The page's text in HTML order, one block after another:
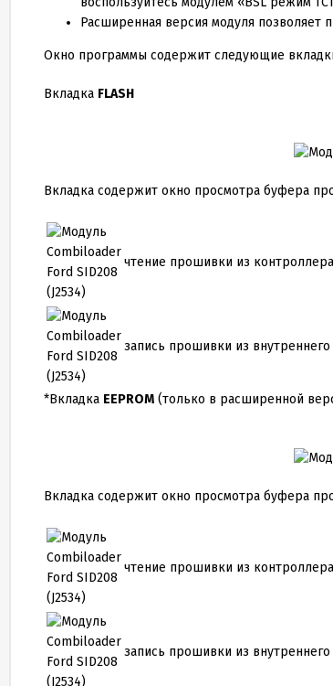
Расширенная версия модуля позволяет
Окно программы содержит следующие
Вкладка FLASH
Вкладка содержит окно просмотра буфера
чтение прошивки из
запись прошивки из
*Вкладка EEPROM (только в расширенной
Вкладка содержит окно просмотра буфера
чтение прошивки из
запись прошивки из